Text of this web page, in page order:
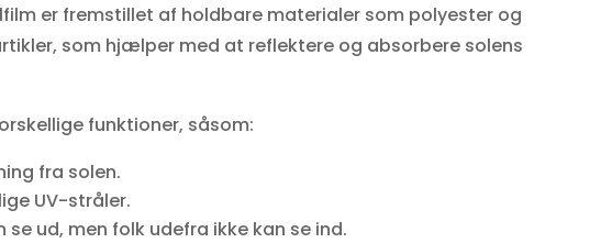
er fremstillet af holdbare materialer som polyester og
som hjælper med at reflektere og absorbere solens
funktioner, såsom:
fra solen.
UV-stråler.
ud, men folk udefra ikke kan se ind.